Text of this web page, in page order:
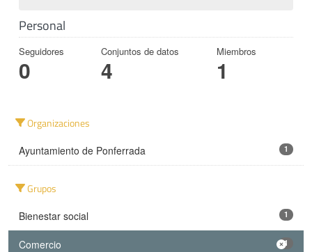
Personal
Seguidores
0
Conjuntos de datos
4
Miembros
1
Organizaciones
Ayuntamiento de Ponferrada 1
Grupos
Bienestar social 1
Comercio 1